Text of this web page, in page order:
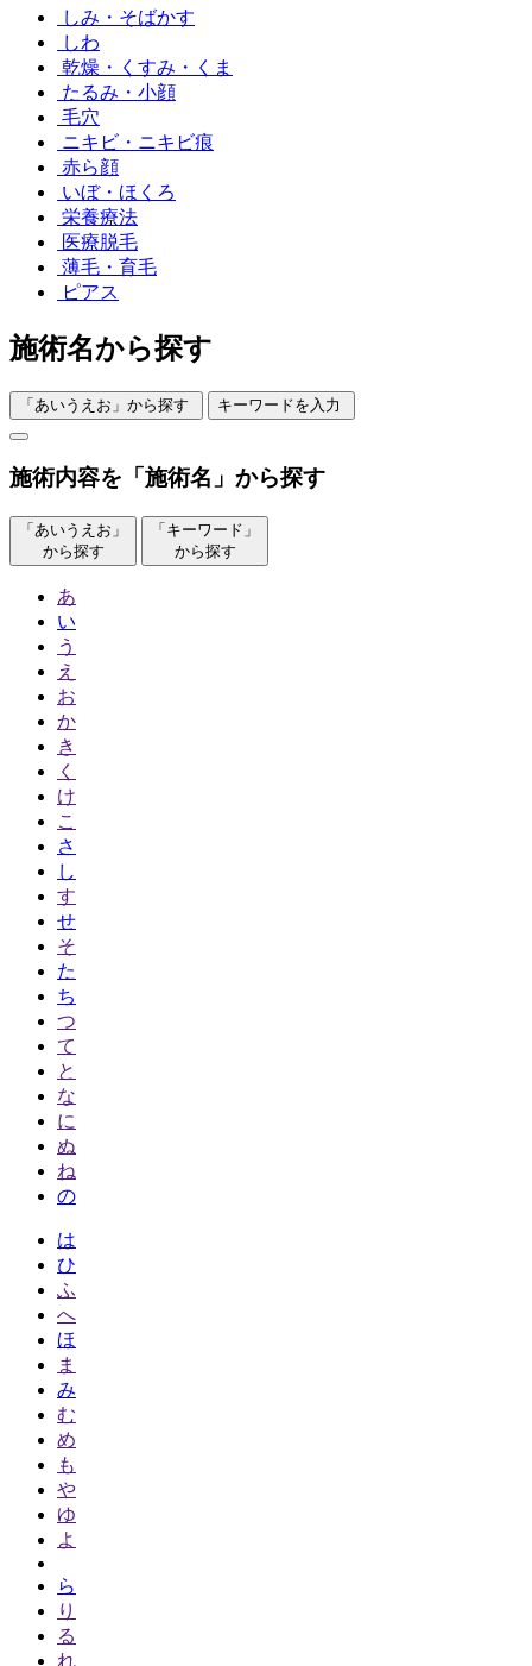
しみ・そばかす
しわ
乾燥・くすみ・くま
たるみ・小顔
毛穴
ニキビ・ニキビ痕
赤ら顔
いぼ・ほくろ
栄養療法
医療脱毛
薄毛・育毛
ピアス
施術名から探す
「あいうえお」から探す キーワードを入力
施術内容を「施術名」から探す
「あいうえお」
から探す
「キーワード」
から探す
あ
い
う
え
お
か
き
く
け
こ
さ
し
す
せ
そ
た
ち
つ
て
と
な
に
ぬ
ね
の
は
ひ
ふ
へ
ほ
ま
み
む
め
も
や
ゆ
よ
ら
り
る
れ